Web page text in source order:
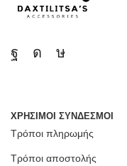
ΧΡΗΣΙΜΟΙ ΣΥΝΔΕΣΜΟΙ
Τρόποι πληρωμής
Τρόποι αποστολής